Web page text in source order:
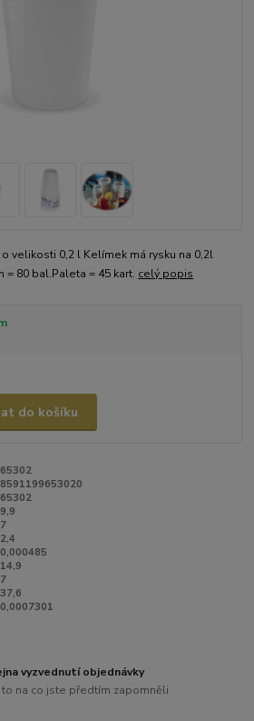
velikosti 0,2 l Kelímek má rysku na 0,2l
= 80 bal.Paleta = 45 kart. celý popis
do košíku
65302
8591199653020
65302
9,9
7
2,4
0,000485
14,9
7
37,6
0,0007301
vyzvednutí objednávky
na co jste předtím zapomněli